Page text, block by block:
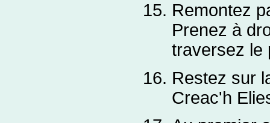
Remontez
Prenez à
traversez le
Restez sur
Creac'h